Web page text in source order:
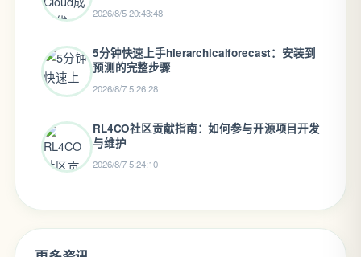
2026/8/5 20:43:48
5分钟快速上手hierarchicalforecast：安装到
预测的完整步骤
2026/8/7 5:26:28
RL4CO社区贡献指南：如何参与开源项目开发
与维护
2026/8/7 5:24:10